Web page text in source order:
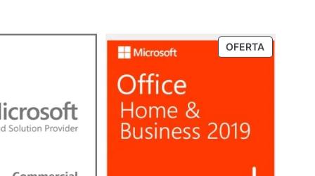
OFERTA PRODUTO
EM